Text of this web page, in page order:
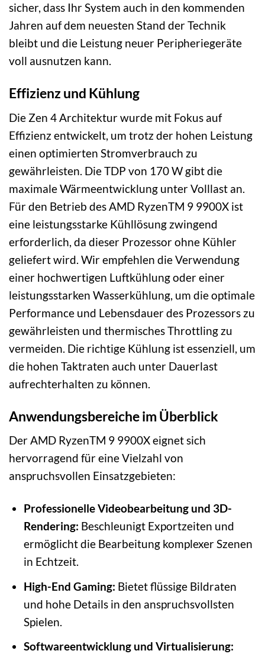
sicher, dass Ihr System auch in den kommenden
Jahren auf dem neuesten Stand der Technik
bleibt und die Leistung neuer Peripheriegeräte
voll ausnutzen kann.
Effizienz und Kühlung
Die Zen 4 Architektur wurde mit Fokus auf
Effizienz entwickelt, um trotz der hohen Leistung
einen optimierten Stromverbrauch zu
gewährleisten. Die TDP von 170 W gibt die
maximale Wärmeentwicklung unter Volllast an.
Für den Betrieb des AMD RyzenTM 9 9900X ist
eine leistungsstarke Kühllösung zwingend
erforderlich, da dieser Prozessor ohne Kühler
geliefert wird. Wir empfehlen die Verwendung
einer hochwertigen Luftkühlung oder einer
leistungsstarken Wasserkühlung, um die optimale
Performance und Lebensdauer des Prozessors zu
gewährleisten und thermisches Throttling zu
vermeiden. Die richtige Kühlung ist essenziell, um
die hohen Taktraten auch unter Dauerlast
aufrechterhalten zu können.
Anwendungsbereiche im Überblick
Der AMD RyzenTM 9 9900X eignet sich
hervorragend für eine Vielzahl von
anspruchsvollen Einsatzgebieten:
Professionelle Videobearbeitung und 3D-
Rendering: Beschleunigt Exportzeiten und
ermöglicht die Bearbeitung komplexer Szenen
in Echtzeit.
High-End Gaming: Bietet flüssige Bildraten
und hohe Details in den anspruchsvollsten
Spielen.
Softwareentwicklung und Virtualisierung: